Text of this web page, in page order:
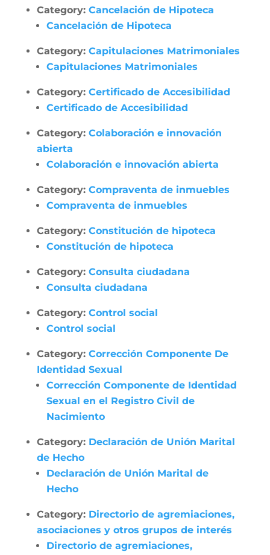
Category: Cancelación de Hipoteca
Cancelación de Hipoteca
Category: Capitulaciones Matrimoniales
Capitulaciones Matrimoniales
Category: Certificado de Accesibilidad
Certificado de Accesibilidad
Category: Colaboración e innovación
abierta
Colaboración e innovación abierta
Category: Compraventa de inmuebles
Compraventa de inmuebles
Category: Constitución de hipoteca
Constitución de hipoteca
Category: Consulta ciudadana
Consulta ciudadana
Category: Control social
Control social
Category: Corrección Componente De
Identidad Sexual
Corrección Componente de Identidad
Sexual en el Registro Civil de
Nacimiento
Category: Declaración de Unión Marital
de Hecho
Declaración de Unión Marital de
Hecho
Category: Directorio de agremiaciones,
asociaciones y otros grupos de interés
Directorio de agremiaciones,